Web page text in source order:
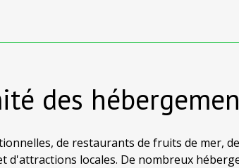
des
de restaurants de fruits de mer,
d'attractions locales. De nombreux